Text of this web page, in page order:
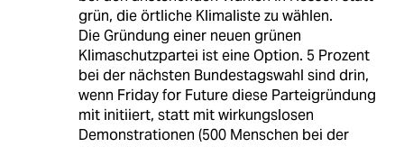
grün, die örtliche Klimaliste zu wählen.
Die Gründung einer neuen grünen
Klimaschutzpartei ist eine Option. 5 Prozent
bei der nächsten Bundestagswahl sind drin,
wenn Friday for Future diese Parteigründung
mit initiiert, statt mit wirkungslosen
Demonstrationen (500 Menschen bei der